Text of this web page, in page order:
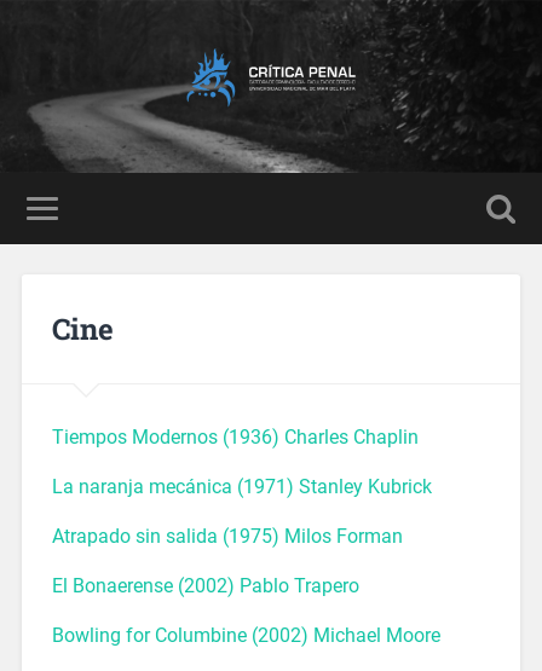
Cine
Tiempos Modernos (1936) Charles Chaplin
La naranja mecánica (1971) Stanley Kubrick
Atrapado sin salida (1975) Milos Forman
El Bonaerense (2002) Pablo Trapero
Bowling for Columbine (2002) Michael Moore